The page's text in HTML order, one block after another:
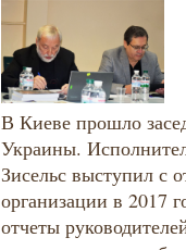
В Киеве прошло
Украины.
Зисельс выступил с
организации в 2017
отчеты